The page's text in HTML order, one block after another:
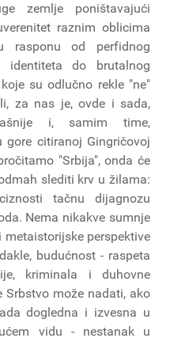
zemlje poništavajući
raznim oblicima
rasponu od perfidnog
identiteta do brutalnog
su odlučno rekle "ne"
za nas je, ovde i sada,
i, samim time,
gore citiranoj Gingričovoj
"Srbija", onda će
slediti krv u žilama:
tačnu dijagnozu
Nema nikakve sumnje
perspektive
budućnost - raspeta
kriminala i duhovne
Srbstvo može nadati, ako
dogledna i izvesna u
vidu - nestanak u